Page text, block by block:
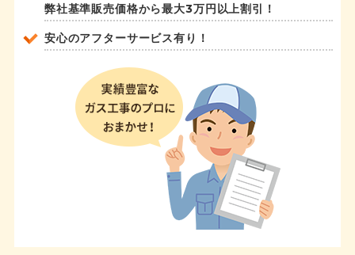
弊社基準販売価格から最大3万円以上割引！
安心のアフターサービス有り！